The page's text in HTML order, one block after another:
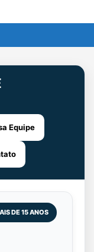
Equipe
DE 15 ANOS